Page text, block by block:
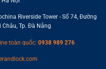
Riverside Tower - Số 74, Đường
Châu, Tp. Đà Nẵng
toàn quốc: 0938 989 276